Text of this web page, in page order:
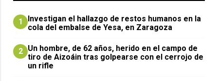
1
Investigan el hallazgo de restos humanos en la
cola del embalse de Yesa, en Zaragoza
2 Un hombre, de 62 años, herido en el campo de
tiro de Aizoáin tras golpearse con el cerrojo de
un rifle